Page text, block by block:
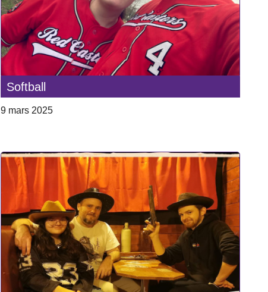
Softball
9 mars 2025